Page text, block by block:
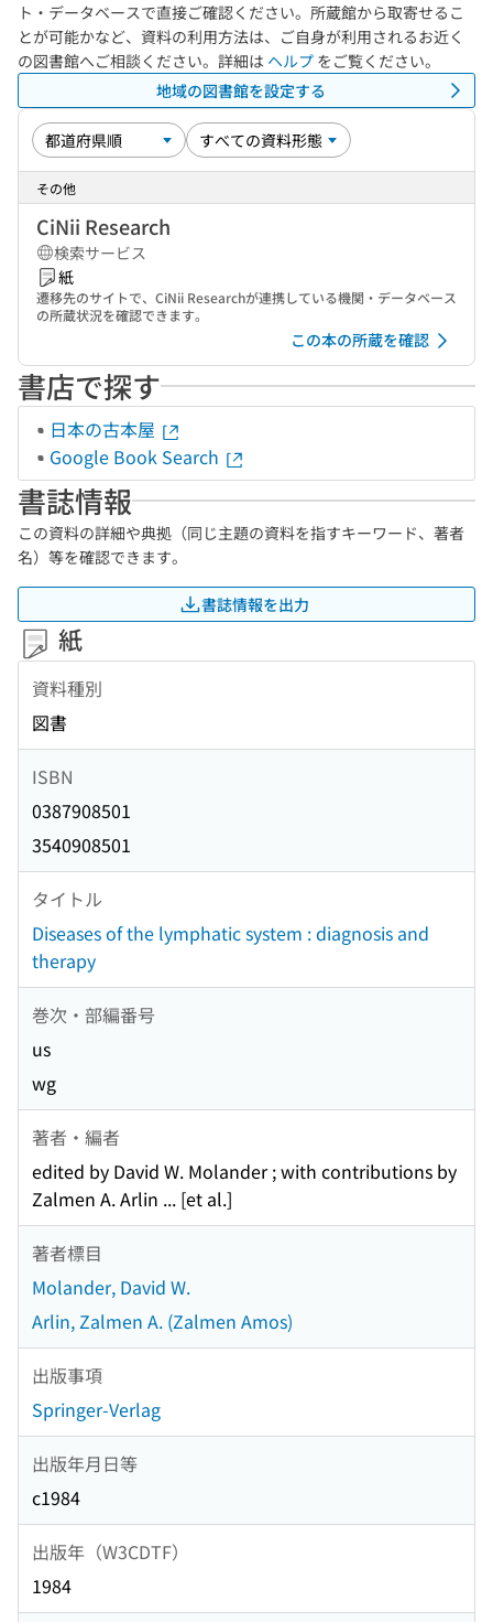
ト・データベースで直接ご確認ください。所蔵館から取寄せるこ
とが可能かなど、資料の利用方法は、ご自身が利用されるお近く
の図書館へご相談ください。詳細は ヘルプ をご覧ください。
地域の図書館を設定する
その他
CiNii Research
検索サービス
紙
遷移先のサイトで、CiNii Researchが連携している機関・データベース
の所蔵状況を確認できます。
この本の所蔵を確認
書店で探す
日本の古本屋
Google Book Search
書誌情報
この資料の詳細や典拠（同じ主題の資料を指すキーワード、著者
名）等を確認できます。
書誌情報を出力
紙
資料種別
図書
ISBN
0387908501
3540908501
タイトル
Diseases of the lymphatic system : diagnosis and
therapy
巻次・部編番号
us
wg
著者・編者
edited by David W. Molander ; with contributions by
Zalmen A. Arlin ... [et al.]
著者標目
Molander, David W.
Arlin, Zalmen A. (Zalmen Amos)
出版事項
Springer-Verlag
出版年月日等
c1984
出版年（W3CDTF）
1984